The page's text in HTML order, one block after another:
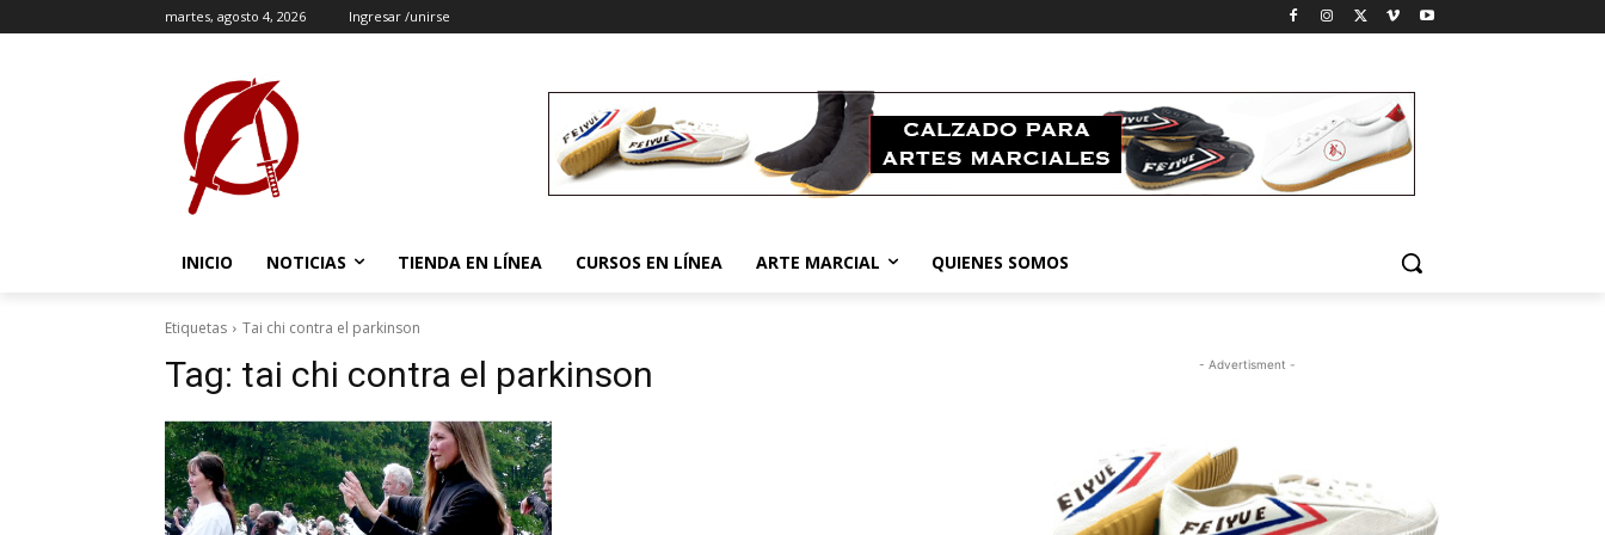
martes, agosto 4, 2026 Ingresar /unirse
INICIO NOTICIAS TIENDA EN LÍNEA CURSOS EN LÍNEA ARTE MARCIAL QUIENES SOMOS
Etiquetas Tai chi contra el parkinson
Tag: tai chi contra el parkinson - Advertisment -